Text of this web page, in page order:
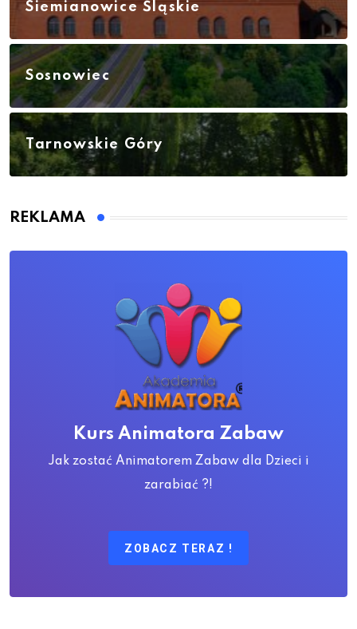
Siemianowice Śląskie
Sosnowiec
Tarnowskie Góry
REKLAMA
Kurs Animatora Zabaw
Jak zostać Animatorem Zabaw dla Dzieci i
zarabiać ?!
ZOBACZ TERAZ !